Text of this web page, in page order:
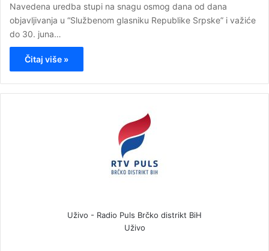
Navedena uredba stupi na snagu osmog dana od dana
objavljivanja u “Službenom glasniku Republike Srpske” i važiće
do 30. juna…
Čitaj više »
Uživo - Radio Puls Brčko distrikt BiH
Uživo